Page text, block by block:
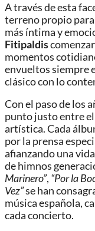
A través de esta
terreno propio
más íntima y
Fitipaldis
momentos
envueltos siempre
clásico con lo
Con el paso de los
punto justo entre
artística. Cada
por la prensa
afianzando una
de himnos
Marinero”, “Por la
Vez”se han
música española,
cada concierto.